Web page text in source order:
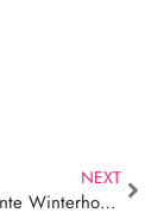
NEXT
Perfekt geplante Winterhochzeit: Eine vollständige Checkliste für die Hochzeitsplanung, um Ihren Tag unvergesslich zu machen!